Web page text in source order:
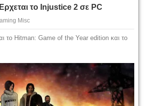
το Injustice 2 σε PC
Misc
το Hitman: Game of the Year edition και το